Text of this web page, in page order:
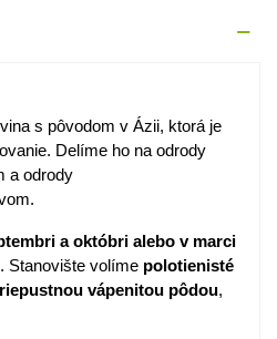
s pôvodom v Ázii, ktorá je
Delíme ho na odrody
a odrody
a októbri alebo v marci
. Stanovište volíme polotienisté
vápenitou pôdou,